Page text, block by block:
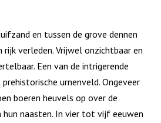
en tussen de grove dennen
rijk verleden. Vrijwel onzichtbaar en
Een van de intrigerende
urnenveld. Ongeveer
boeren heuvels op over de
hun naasten. In vier tot vijf eeuwen